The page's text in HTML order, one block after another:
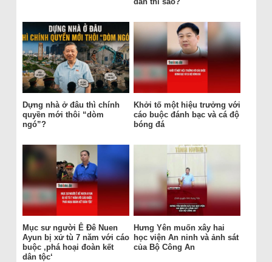
Dựng nhà ở đâu thì chính
quyền mới thôi “dòm
ngó”?
Khởi tố một hiệu trưởng với
cáo buộc đánh bạc và cá độ
bóng đá
Mục sư người Ê Đê Nuen
Ayun bị xử tù 7 năm với cáo
buộc ‚phá hoại đoàn kết
dân tộc‘
Hưng Yên muốn xây hai
học viện An ninh và ảnh sát
của Bộ Công An